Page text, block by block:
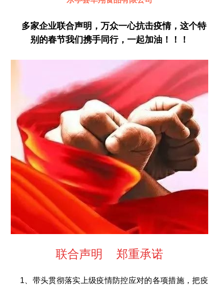
多家企业联合声明，万众一心抗击疫情，这个特
别的春节我们携手同行，一起加油！！！
联合声明 郑重承诺
1、带头贯彻落实上级疫情防控应对的各项措施，把疫